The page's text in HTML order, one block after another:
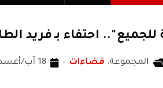
احتفاء بـ فريد
المجموعة: فضاءات 18 آب/أغسطس 2019